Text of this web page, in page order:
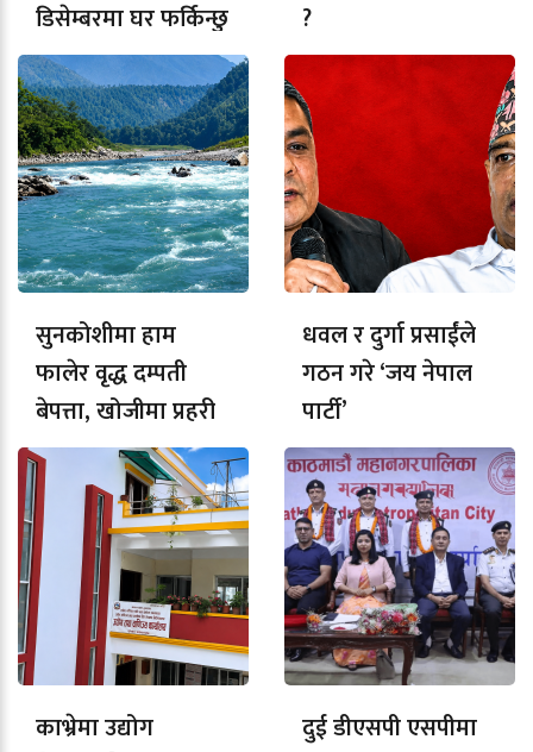
डिसेम्बरमा घर फर्किन्छु
?
सुनकोशीमा हाम
फालेर वृद्ध दम्पती
बेपत्ता, खोजीमा प्रहरी
धवल र दुर्गा प्रसाईंले
गठन गरे ‘जय नेपाल
पार्टी’
काभ्रेमा उद्योग
दुई डीएसपी एसपीमा